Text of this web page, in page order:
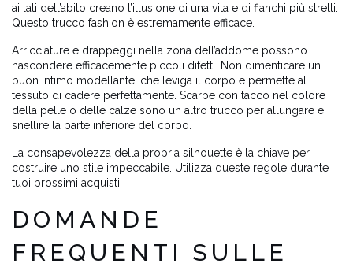
ai lati dell’abito creano l’illusione di una vita e di fianchi più stretti.
Questo trucco fashion è estremamente efficace.
Arricciature e drappeggi nella zona dell’addome possono
nascondere efficacemente piccoli difetti. Non dimenticare un
buon intimo modellante, che leviga il corpo e permette al
tessuto di cadere perfettamente. Scarpe con tacco nel colore
della pelle o delle calze sono un altro trucco per allungare e
snellire la parte inferiore del corpo.
La consapevolezza della propria silhouette è la chiave per
costruire uno stile impeccabile. Utilizza queste regole durante i
tuoi prossimi acquisti.
DOMANDE
FREQUENTI SULLE